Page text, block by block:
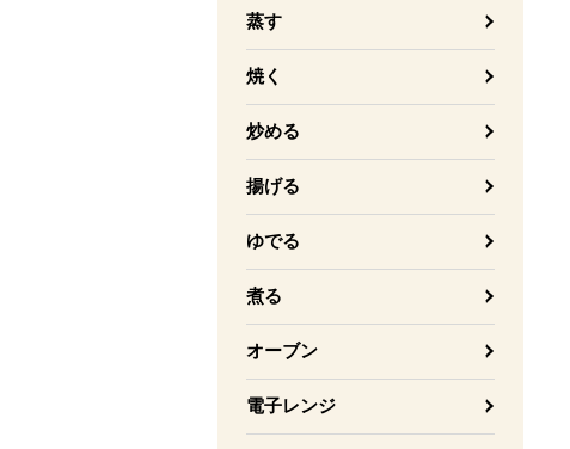
蒸す
焼く
炒める
揚げる
ゆでる
煮る
オーブン
電子レンジ